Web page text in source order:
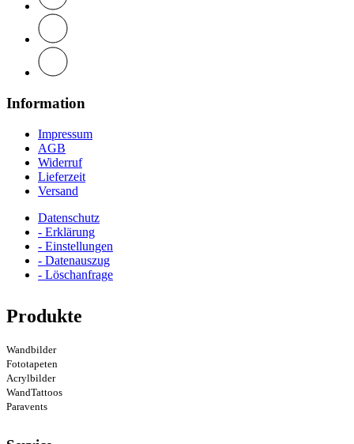
Information
Impressum
AGB
Widerruf
Lieferzeit
Versand
Datenschutz
- Erklärung
- Einstellungen
- Datenauszug
- Löschanfrage
Produkte
Wandbilder
Fototapeten
Acrylbilder
WandTattoos
Paravents